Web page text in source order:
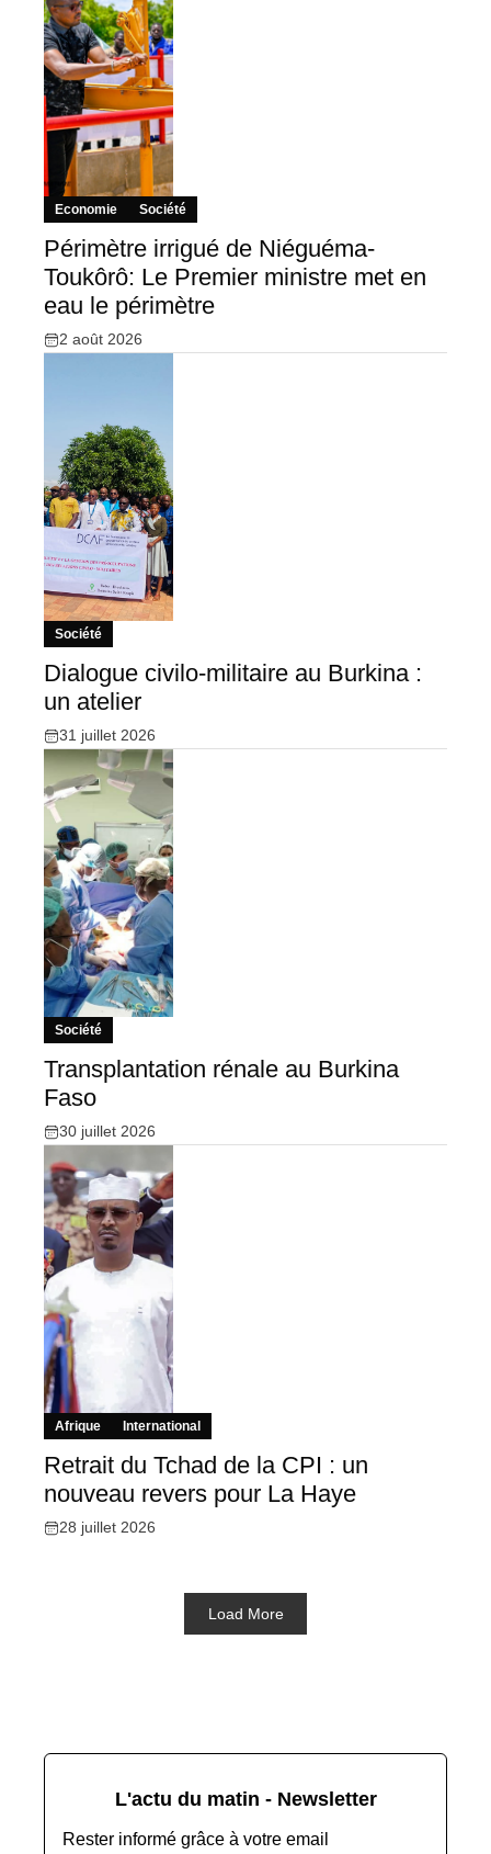
Economie Société
Périmètre irrigué de Niéguéma-
Toukôrô: Le Premier ministre met en
eau le périmètre
2 août 2026
Société
Dialogue civilo-militaire au Burkina :
un atelier
31 juillet 2026
Société
Transplantation rénale au Burkina
Faso
30 juillet 2026
Afrique International
Retrait du Tchad de la CPI : un
nouveau revers pour La Haye
28 juillet 2026
Load More
L'actu du matin - Newsletter
Rester informé grâce à votre email